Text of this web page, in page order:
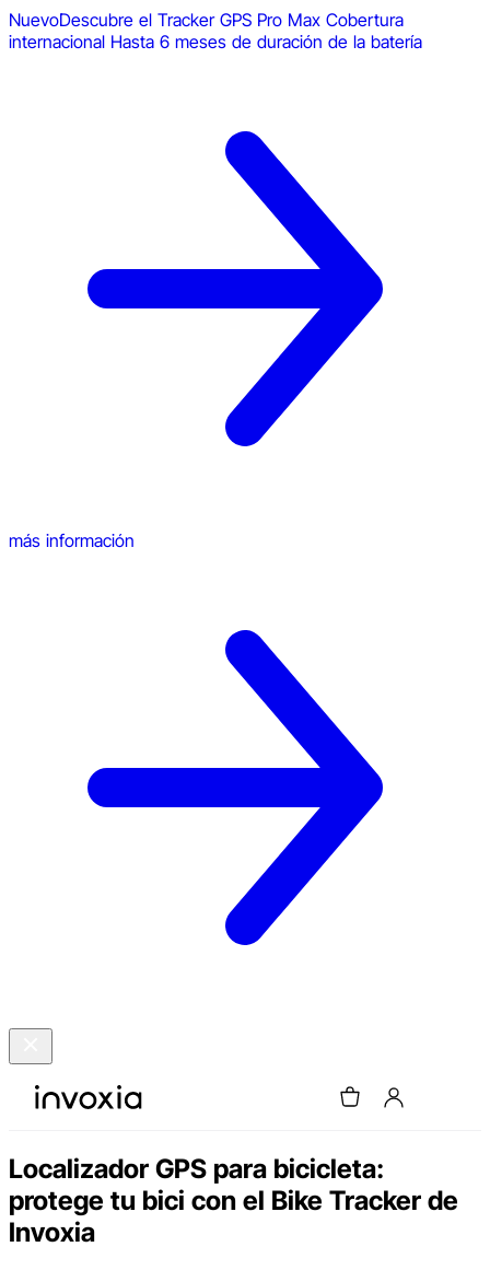
NuevoDescubre el Tracker GPS Pro Max Cobertura
internacional Hasta 6 meses de duración de la batería
más información
Localizador GPS para bicicleta:
protege tu bici con el Bike Tracker de
Invoxia